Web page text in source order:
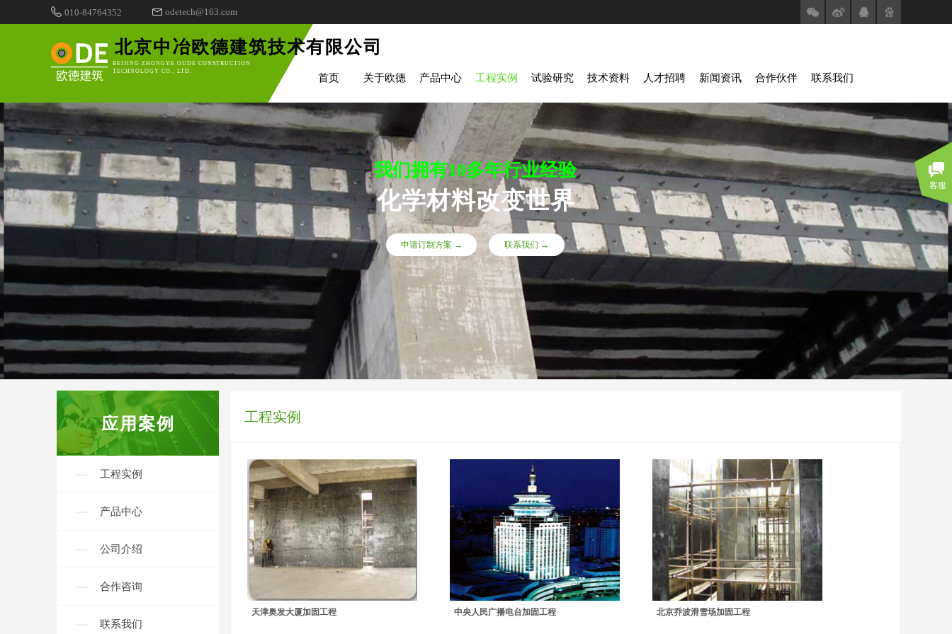
odetech@163.com
010-84764352
北京中冶欧德建筑技术有限公司
BEIJING ZHONGYE OUDE CONSTRUCTION
TECHNOLOGY CO., LTD.
首页 关于欧德 产品中心 工程实例 试验研究 技术资料 人才招聘 新闻资讯 合作伙伴 联系我们
联系我们 →
申请订制方案 →
化学材料改变世界
我们拥有10多年行业经验
应用案例
工程实例
产品中心
公司介绍
合作咨询
联系我们
工程实例
天津奥发大厦加固工程 中央人民广播电台加固工程 北京乔波滑雪场加固工程
客服